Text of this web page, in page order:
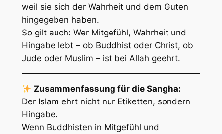
weil sie sich der Wahrheit und dem Guten
hingegeben haben.
So gilt auch: Wer Mitgefühl, Wahrheit und
Hingabe lebt – ob Buddhist oder Christ, ob
Jude oder Muslim – ist bei Allah geehrt.
Zusammenfassung für die Sangha:
Der Islam ehrt nicht nur Etiketten, sondern
Hingabe.
Wenn Buddhisten in Mitgefühl und